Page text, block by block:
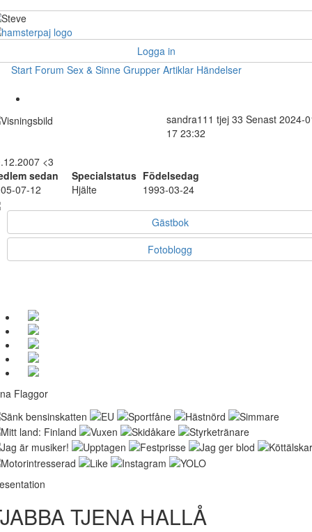
Logga in
Start Forum Sex & Sinne Grupper Artiklar Händelser
sandra111 tjej 33 Senast 2024-
17 23:32
<3
sedan
Specialstatus Födelsedag
07-12
Hjälte 1993-03-24
Gästbok
Fotoblogg
Flaggor
TJENA HALLÅ